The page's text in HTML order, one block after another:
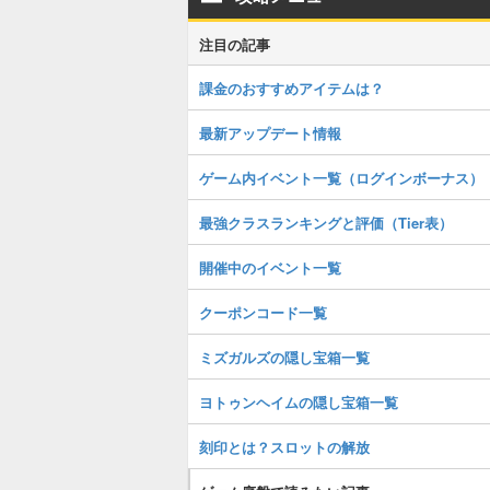
注目の記事
課金のおすすめアイテムは？
最新アップデート情報
ゲーム内イベント一覧（ログインボーナス）
最強クラスランキングと評価（Tier表）
開催中のイベント一覧
クーポンコード一覧
ミズガルズの隠し宝箱一覧
ヨトゥンヘイムの隠し宝箱一覧
刻印とは？スロットの解放